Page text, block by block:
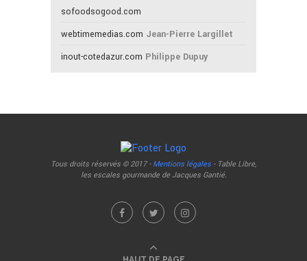
sofoodsogood.com
webtimemedias.com Jean-Pierre Largillet
inout-cotedazur.com Philippe Dupuy
Tous droits réservés © 2017 - Mentions légales - Table Libre,
les escales gourmande de Jacques Gantié.